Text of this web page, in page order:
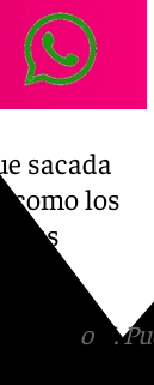
sacada
como los
sus
o X.